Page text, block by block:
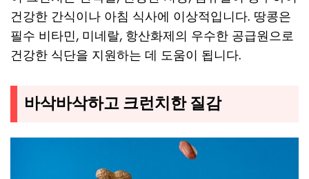
건강한 간식이나 아침 식사에 이상적입니다. 땅콩은
필수 비타민, 미네랄, 항산화제의 우수한 공급원으로
건강한 식단을 지원하는 데 도움이 됩니다.
바삭바삭하고 크런치한 질감